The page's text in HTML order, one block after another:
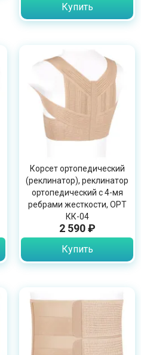
Купить
Корсет ортопедический
(реклинатор), реклинатор
ортопедический с 4-мя
ребрами жесткости, OPT
КК-04
2 590 ₽
Купить